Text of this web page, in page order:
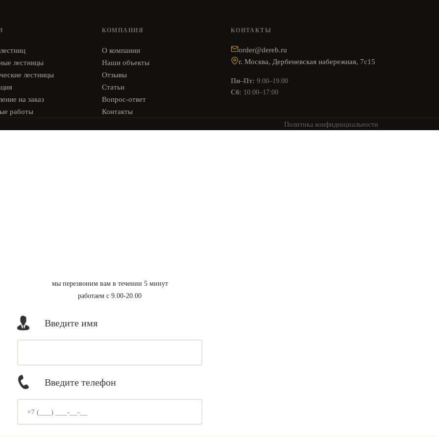
лестницы
лестницы
на заказ
работы
КОМПАНИЯ
О компании
Наши объекты
Отзывы
Статьи
Вопрос-ответ
Контакты
КОНТАКТЫ
order@dereb.ru
г. Москва, Дербеневская набережная, 7с15
Пн–Пт: 9:00–19:00
Сб: 10:00–17:00
Политика конфиденциальности
мы перезвоним вам в течении 5 минут
работаем с 9.00-20.00
Введите имя
Введите телефон